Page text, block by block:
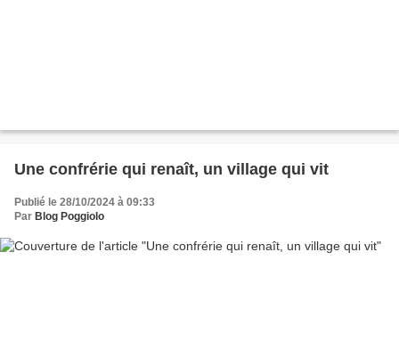
Une confrérie qui renaît, un village qui vit
Publié le 28/10/2024 à 09:33
Par Blog Poggiolo